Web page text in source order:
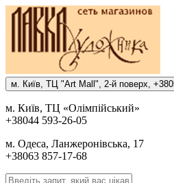
м. Киïв, ТЦ "Art Mall", 2-й поверх,
м. Киïв, ТЦ «Олiмпiйський»
+38044 593-26-05
м. Одеса, Ланжеронiвська, 17
+38063 857-17-68